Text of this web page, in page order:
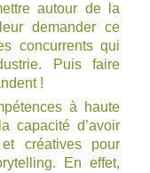
autour de la
demander ce
concurrents qui
Puis faire
!
à haute
capacité d’avoir
créatives pour
En effet,